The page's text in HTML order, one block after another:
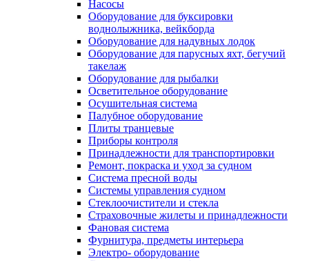
Насосы
Оборудование для буксировки
воднолыжника, вейкборда
Оборудование для надувных лодок
Оборудование для парусных яхт, бегучий
такелаж
Оборудование для рыбалки
Осветительное оборудование
Осушительная система
Палубное оборудование
Плиты транцевые
Приборы контроля
Принадлежности для транспортировки
Ремонт, покраска и уход за судном
Система пресной воды
Системы управления судном
Стеклоочистители и стекла
Страховочные жилеты и принадлежности
Фановая система
Фурнитура, предметы интерьера
Электро- оборудование